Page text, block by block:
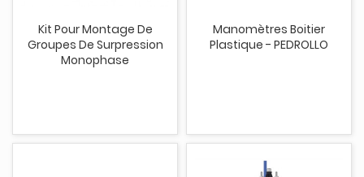
Kit Pour Montage De
Groupes De Surpression
Monophase
Manomètres Boitier
Plastique - PEDROLLO